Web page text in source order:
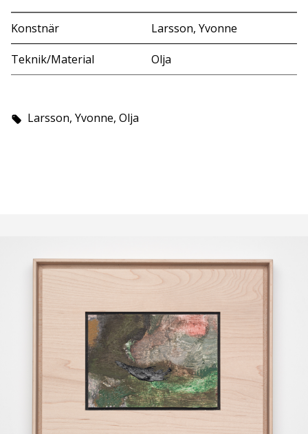
Konstnär Larsson, Yvonne
Teknik/Material Olja
Larsson, Yvonne, Olja